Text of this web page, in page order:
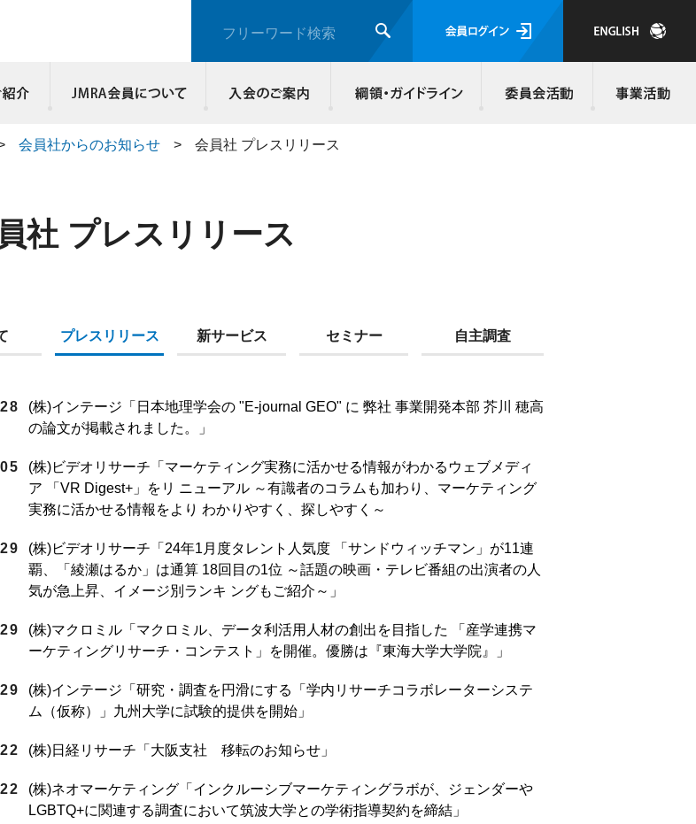
フリーワード検索 会員ログイ
会員社からのお知らせ > 会員社 プレスリリース
社 プレスリリース
プレスリリース 新サービス セミナー 自主調査
(株)インテージ「日本地理学会の "E-journal GEO" に 弊社 事業開発本部 芥川 穂高
の論文が掲載されました。」
(株)ビデオリサーチ「マーケティング実務に活かせる情報がわかるウェブメディ
ア 「VR Digest+」をリ ニューアル ～有識者のコラムも加わり、マーケティング
実務に活かせる情報をより わかりやすく、探しやすく～
(株)ビデオリサーチ「24年1月度タレント人気度 「サンドウィッチマン」が11連
覇、「綾瀬はるか」は通算 18回目の1位 ～話題の映画・テレビ番組の出演者の人
気が急上昇、イメージ別ランキ ングもご紹介～」
(株)マクロミル「マクロミル、データ利活用人材の創出を目指した 「産学連携マ
ーケティングリサーチ・コンテスト」を開催。優勝は『東海大学大学院』」
(株)インテージ「研究・調査を円滑にする「学内リサーチコラボレーターシステ
ム（仮称）」九州大学に試験的提供を開始」
(株)日経リサーチ「大阪支社 移転のお知らせ」
(株)ネオマーケティング「インクルーシブマーケティングラボが、ジェンダーや
LGBTQ+に関連する調査において筑波大学との学術指導契約を締結」